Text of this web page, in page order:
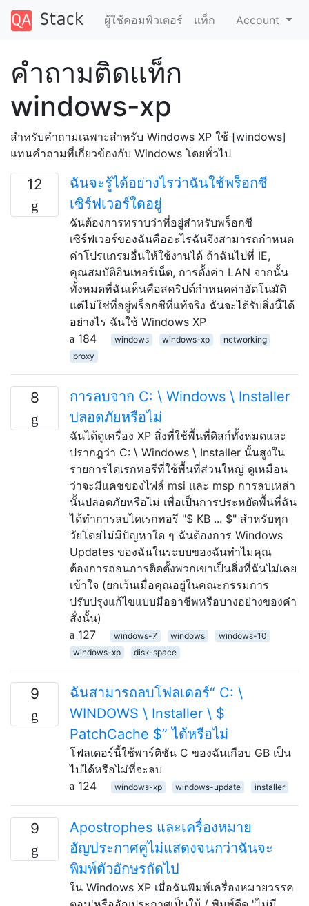
ผู้ใช้คอมพิวเตอร์ แท็ก Account
คำถามติดแท็ก
windows-xp
สำหรับคำถามเฉพาะสำหรับ Windows XP ใช้ [windows]
แทนคำถามที่เกี่ยวข้องกับ Windows โดยทั่วไป
12
ฉันจะรู้ได้อย่างไรว่าฉันใช้พร็อกซี
เซิร์ฟเวอร์ใดอยู่
ฉันต้องการทราบว่าที่อยู่สำหรับพร็อกซี
เซิร์ฟเวอร์ของฉันคืออะไรฉันจึงสามารถกำหนด
ค่าโปรแกรมอื่นให้ใช้งานได้ ถ้าฉันไปที่ IE,
คุณสมบัติอินเทอร์เน็ต, การตั้งค่า LAN จากนั้น
ทั้งหมดที่ฉันเห็นคือสคริปต์กำหนดค่าอัตโนมัติ
แต่ไม่ใช่ที่อยู่พร็อกซีที่แท้จริง ฉันจะได้รับสิ่งนี้ได้
อย่างไร ฉันใช้ Windows XP
184
windows windows-xp
networking
proxy
8
การลบจาก C: \ Windows \ Installer
ปลอดภัยหรือไม่
ฉันได้ดูเครื่อง XP สิ่งที่ใช้พื้นที่ดิสก์ทั้งหมดและ
ปรากฎว่า C: \ Windows \ Installer นั้นสูงใน
รายการไดเรกทอรีที่ใช้พื้นที่ส่วนใหญ่ ดูเหมือน
ว่าจะมีแคชของไฟล์ msi และ msp การลบเหล่า
นั้นปลอดภัยหรือไม่ เพื่อเป็นการประหยัดพื้นที่ฉัน
ได้ทำการลบไดเรกทอรี "$ KB ... $" สำหรับทุก
วัยโดยไม่มีปัญหาใด ๆ ฉันต้องการ Windows
Updates ของฉันในระบบของฉันทำไมคุณ
ต้องการถอนการติดตั้งพวกเขาเป็นสิ่งที่ฉันไม่เคย
เข้าใจ (ยกเว้นเมื่อคุณอยู่ในคณะกรรมการ
ปรับปรุงแก้ไขแบบมืออาชีพหรือบางอย่างของคำ
สั่งนั้น)
127
windows-7 windows
windows-10
windows-xp
disk-space
9
ฉันสามารถลบโฟลเดอร์“ C: \
WINDOWS \ Installer \ $
PatchCache $” ได้หรือไม่
โฟลเดอร์นี้ใช้พาร์ติชัน C ของฉันเกือบ GB เป็น
ไปได้หรือไม่ที่จะลบ
124
windows-xp windows-update installer
9
Apostrophes และเครื่องหมาย
อัญประกาศคู่ไม่แสดงจนกว่าฉันจะ
พิมพ์ตัวอักษรถัดไป
ใน Windows XP เมื่อฉันพิมพ์เครื่องหมายวรรค